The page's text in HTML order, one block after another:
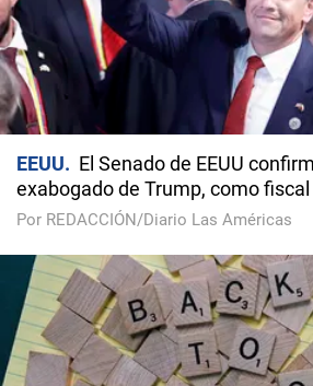
EEUU
El Senado de EEUU
exabogado de Trump, como fiscal
Por REDACCIÓN/Diario Las Américas